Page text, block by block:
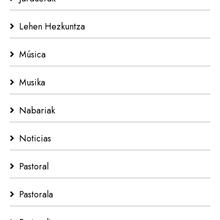
Lehen Hezkuntza
Música
Musika
Nabariak
Noticias
Pastoral
Pastorala